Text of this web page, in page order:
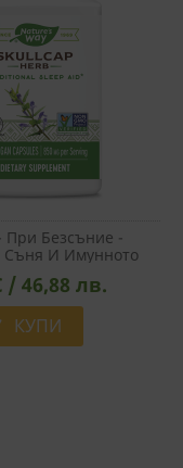
Безсъние -
Съня И Имунното
Х 100 Капсули
/ 46,88 лв.
КУПИ